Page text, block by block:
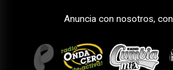
Anuncia con nosotros,